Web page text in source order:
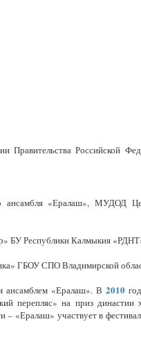
Правительства Российской
ансамбля «Ералаш», МУДОД
БУ Республики Калмыкия
ГБОУ СПО Владимирской
ансамблем «Ералаш». В2010
перепляс» на приз
– «Ералаш» участвует в